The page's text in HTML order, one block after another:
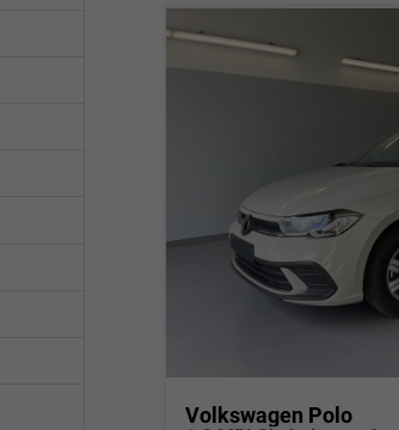
Volkswagen Polo